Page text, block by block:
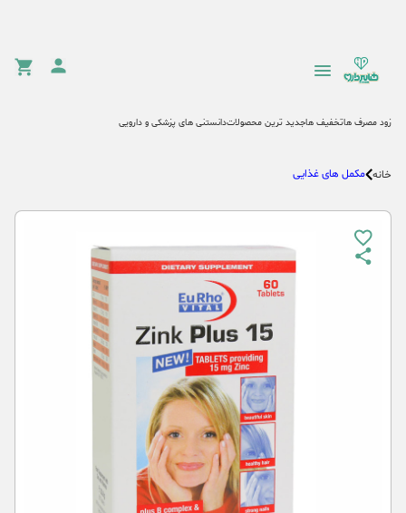
زود مصرف هاتخفیف هاجدید ترین محصولاتدانستنی های پزشکی و دارویی
خانه مکمل های غذایی